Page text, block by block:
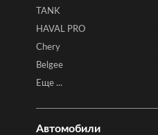
TANK
HAVAL PRO
Chery
Belgee
Еще ...
Автомобили